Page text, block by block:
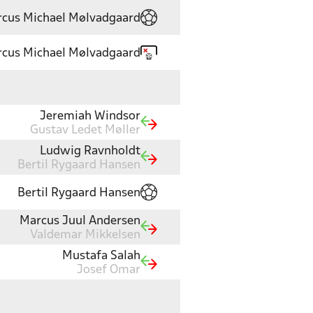
Michael Mølvadgaard
Michael Mølvadgaard
Jeremiah Windsor
Gustav Ledet Møller
Ludwig Ravnholdt
Bertil Rygaard Hansen
Bertil Rygaard Hansen
Marcus Juul Andersen
Valdemar Mikkelsen
Mustafa Salah
Josef Omar